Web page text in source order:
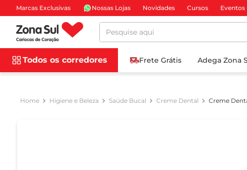
Marcas Exclusivas Nossas Lojas Novidades Cursos Eventos
Pesquise aqui
Todos os corredores Frete Grátis Adega Zona
Higiene e Beleza Saúde Bucal Creme Dental Creme